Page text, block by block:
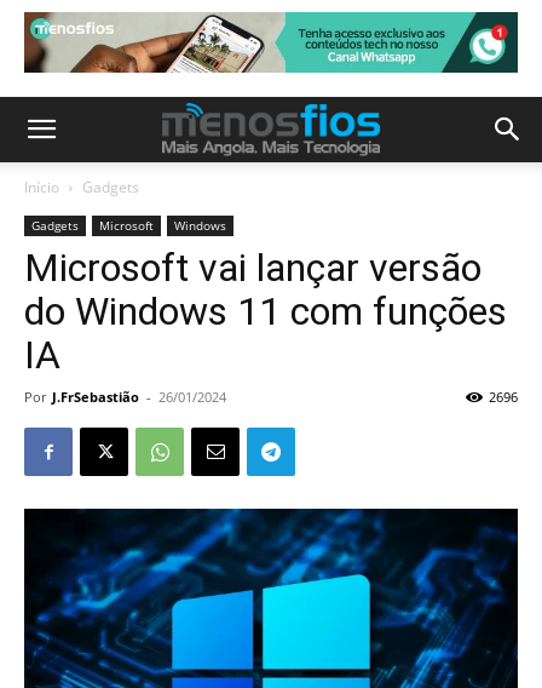
Início Gadgets
Gadgets Microsoft Windows
Microsoft vai lançar versão
do Windows 11 com funções
IA
Por J.FrSebastião - 26/01/2024 2696